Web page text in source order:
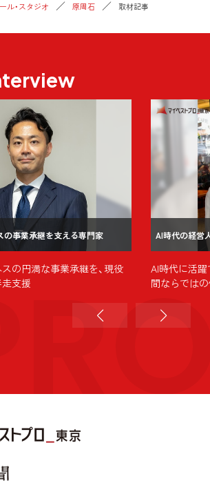
ル・スタジオ
原周石 取材記事
の事業承継を支える専門家
の円満な事業承継を、現役
支援
AI時代の経営
AI時代に活躍
間ならでは